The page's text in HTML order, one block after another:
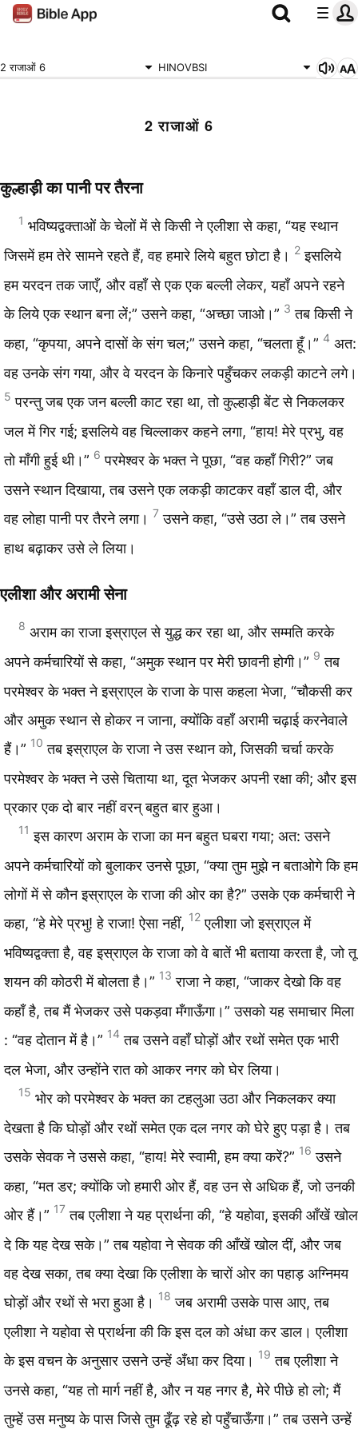
2 राजाओं 6 HINOVBSI
2 राजाओं 6
कुल्हाड़ी का पानी पर तैरना
1 भविष्यद्वक्‍ताओं के चेलों में से किसी ने एलीशा से कहा, “यह स्थान
जिसमें हम तेरे सामने रहते हैं, वह हमारे लिये बहुत छोटा है। 2 इसलिये
हम यरदन तक जाएँ, और वहाँ से एक एक बल्‍ली लेकर, यहाँ अपने रहने
के लिये एक स्थान बना लें;” उसने कहा, “अच्छा जाओ।” 3 तब किसी ने
कहा, “कृपया, अपने दासों के संग चल;” उसने कहा, “चलता हूँ।” 4 अत:
वह उनके संग गया, और वे यरदन के किनारे पहुँचकर लकड़ी काटने लगे।
5 परन्तु जब एक जन बल्‍ली काट रहा था, तो कुल्हाड़ी बेंट से निकलकर
जल में गिर गई; इसलिये वह चिल्‍लाकर कहने लगा, “हाय! मेरे प्रभु, वह
तो माँगी हुई थी।” 6 परमेश्‍वर के भक्‍त ने पूछा, “वह कहाँ गिरी?” जब
उसने स्थान दिखाया, तब उसने एक लकड़ी काटकर वहाँ डाल दी, और
वह लोहा पानी पर तैरने लगा। 7 उसने कहा, “उसे उठा ले।” तब उसने
हाथ बढ़ाकर उसे ले लिया।
एलीशा और अरामी सेना
8 अराम का राजा इस्राएल से युद्ध कर रहा था, और सम्मति करके
अपने कर्मचारियों से कहा, “अमुक स्थान पर मेरी छावनी होगी।” 9 तब
परमेश्‍वर के भक्‍त ने इस्राएल के राजा के पास कहला भेजा, “चौकसी कर
और अमुक स्थान से होकर न जाना, क्योंकि वहाँ अरामी चढ़ाई करनेवाले
हैं।” 10 तब इस्राएल के राजा ने उस स्थान को, जिसकी चर्चा करके
परमेश्‍वर के भक्‍त ने उसे चिताया था, दूत भेजकर अपनी रक्षा की; और इस
प्रकार एक दो बार नहीं वरन् बहुत बार हुआ।
11 इस कारण अराम के राजा का मन बहुत घबरा गया; अत: उसने
अपने कर्मचारियों को बुलाकर उनसे पूछा, “क्या तुम मुझे न बताओगे कि हम
लोगों में से कौन इस्राएल के राजा की ओर का है?” उसके एक कर्मचारी ने
कहा, “हे मेरे प्रभु! हे राजा! ऐसा नहीं, 12 एलीशा जो इस्राएल में
भविष्यद्वक्‍ता है, वह इस्राएल के राजा को वे बातें भी बताया करता है, जो तू
शयन की कोठरी में बोलता है।” 13 राजा ने कहा, “जाकर देखो कि वह
कहाँ है, तब मैं भेजकर उसे पकड़वा मँगाऊँगा।” उसको यह समाचार मिला
: “वह दोतान में है।” 14 तब उसने वहाँ घोड़ों और रथों समेत एक भारी
दल भेजा, और उन्होंने रात को आकर नगर को घेर लिया।
15 भोर को परमेश्‍वर के भक्‍त का टहलुआ उठा और निकलकर क्या
देखता है कि घोड़ों और रथों समेत एक दल नगर को घेरे हुए पड़ा है। तब
उसके सेवक ने उससे कहा, “हाय! मेरे स्वामी, हम क्या करें?” 16 उसने
कहा, “मत डर; क्योंकि जो हमारी ओर हैं, वह उन से अधिक हैं, जो उनकी
ओर हैं।” 17 तब एलीशा ने यह प्रार्थना की, “हे यहोवा, इसकी आँखें खोल
दे कि यह देख सके।” तब यहोवा ने सेवक की आँखें खोल दीं, और जब
वह देख सका, तब क्या देखा कि एलीशा के चारों ओर का पहाड़ अग्निमय
घोड़ों और रथों से भरा हुआ है। 18 जब अरामी उसके पास आए, तब
एलीशा ने यहोवा से प्रार्थना की कि इस दल को अंधा कर डाल। एलीशा
के इस वचन के अनुसार उसने उन्हें अँधा कर दिया। 19 तब एलीशा ने
उनसे कहा, “यह तो मार्ग नहीं है, और न यह नगर है, मेरे पीछे हो लो; मैं
तुम्हें उस मनुष्य के पास जिसे तुम ढूँढ़ रहे हो पहुँचाऊँगा।” तब उसने उन्हें